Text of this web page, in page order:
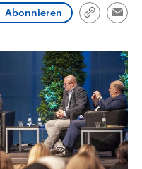
Abonnieren
Link